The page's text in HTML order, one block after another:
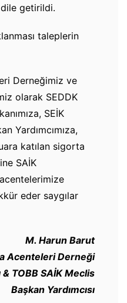
getirildi.
taleplerin
Derneğimiz ve
olarak SEDDK
SEİK
Yardımcımıza,
katılan sigorta
SAİK
eder saygılar
M. Harun Barut
Acenteleri Derneği
& TOBB SAİK Meclis
Başkan Yardımcısı